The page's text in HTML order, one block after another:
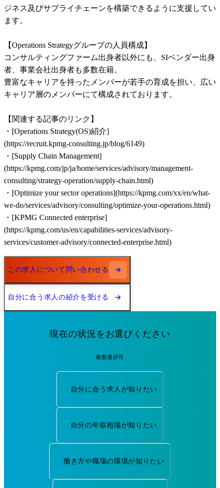
ジネス及びサプライチェーンを構築できるように支援してい
ます。
【Operations Strategyグループの人員構成】
コンサルティングファーム出身者以外にも、SIベンダー出身
者、事業会社出身者も多数在籍。
豊富なキャリアを持ったメンバーが若手の育成を担い、広い
キャリア層のメンバーにて構成されております。
【関連する記事のリンク】
・[Operations Strategy(OS)紹介]
(https://recruit.kpmg-consulting.jp/blog/6149)
・[Supply Chain Management]
(https://kpmg.com/jp/ja/home/services/advisory/management-
consulting/strategy-operation/supply-chain.html)
・[Optimize your sector operations](https://kpmg.com/xx/en/what-
we-do/services/advisory/consulting/optimize-your-operations.html)
・[KPMG Connected enterprise]
(https://kpmg.com/us/en/capabilities-services/advisory-
services/customer-advisory/connected-enterprise.html)
この求人について問い合わせる
自分に合う求人の紹介を受ける
現在の状況をお選びください
複数選択可
自分に合う求人が知りたい
自分の年収相場が知りたい
働き方や職場の環境が知りたい